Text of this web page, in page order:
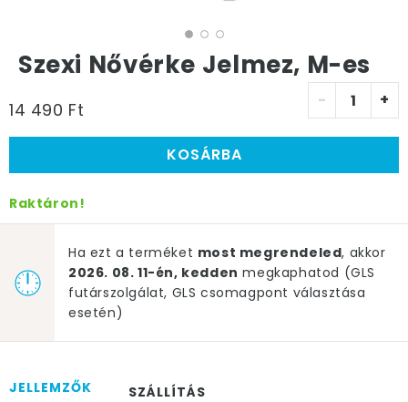
Szexi Nővérke Jelmez, M-es
14 490 Ft - +
KOSÁRBA
Raktáron!
Ha ezt a terméket most megrendeled, akkor
2026. 08. 11-én, kedden megkaphatod (GLS
futárszolgálat, GLS csomagpont választása
esetén)
JELLEMZŐK SZÁLLÍTÁS